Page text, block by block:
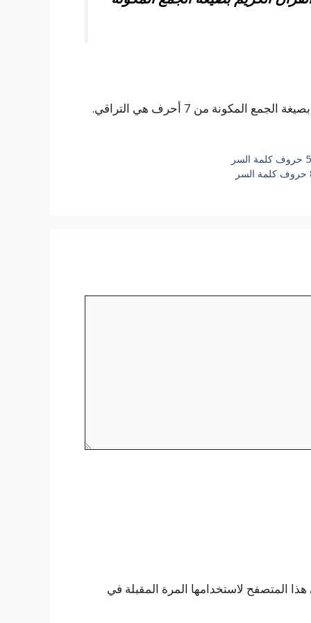
من 7 أحرف هي التراقي.
المتصفح لاستخدامها المرة المقبلة في